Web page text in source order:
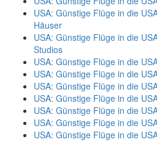
USA: Günstige Flüge in die
Häuser
USA: Günstige Flüge in die
Studios
USA: Günstige Flüge in die
USA: Günstige Flüge in die
USA: Günstige Flüge in die
USA: Günstige Flüge in die
USA: Günstige Flüge in die
USA: Günstige Flüge in die
USA: Günstige Flüge in die